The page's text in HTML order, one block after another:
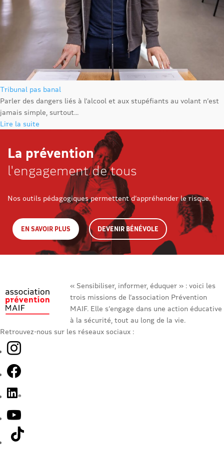
Tribunal pas banal
Parler des dangers liés à l’alcool et aux stupéfiants au volant n’est
jamais simple, surtout...
Lire la suite
La prévention
l'engagement de tous
Nos outils pédagogiques permettent d’appréhender le risque.
EN SAVOIR PLUS DEVENIR BÉNÉVOLE
« Sensibiliser, informer, éduquer » : voici les
trois missions de l’association Prévention
MAIF. Elle s’engage dans une action éducative
à la sécurité, tout au long de la vie.
Retrouvez-nous sur les réseaux sociaux :